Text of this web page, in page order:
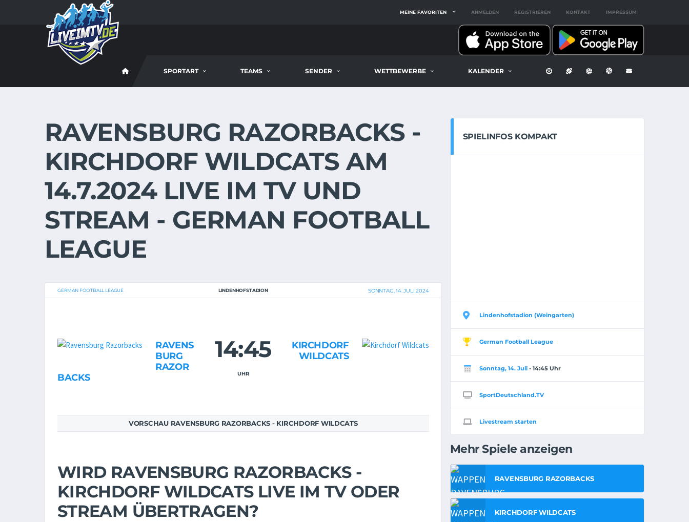
MEINE FAVORITEN ANMELDEN REGISTRIEREN KONTAKT IMPRESSUM
SPORTART TEAMS SENDER WETTBEWERBE KALENDER
RAVENSBURG RAZORBACKS -
KIRCHDORF WILDCATS AM
14.7.2024 LIVE IM TV UND
STREAM - GERMAN FOOTBALL
LEAGUE
GERMAN FOOTBALL LEAGUE LINDENHOFSTADION SONNTAG, 14. JULI 2024
RAVENS
BURG
RAZOR
BACKS
14:45
UHR
KIRCHDORF
WILDCATS
VORSCHAU RAVENSBURG RAZORBACKS - KIRCHDORF WILDCATS
WIRD RAVENSBURG RAZORBACKS -
KIRCHDORF WILDCATS LIVE IM TV ODER
STREAM ÜBERTRAGEN?
SPIELINFOS KOMPAKT
Lindenhofstadion (Weingarten)
German Football League
Sonntag, 14. Juli- 14:45 Uhr
SportDeutschland.TV
Livestream starten
Mehr Spiele anzeigen
RAVENSBURG RAZORBACKS
KIRCHDORF WILDCATS